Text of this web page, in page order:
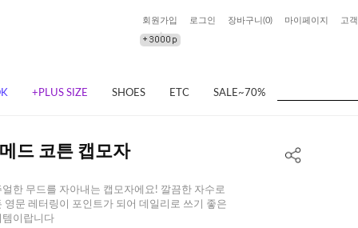
회원가입 로그인 장바구니(0) 마이페이지 고
+PLUS SIZE SHOES ETC SALE~70%
드 코튼 캡모자
얼한 무드를 자아내는 캡모자에요! 깔끔한 자수로
영문 레터링이 포인트가 되어 데일리로 쓰기 좋은
템이랍니다